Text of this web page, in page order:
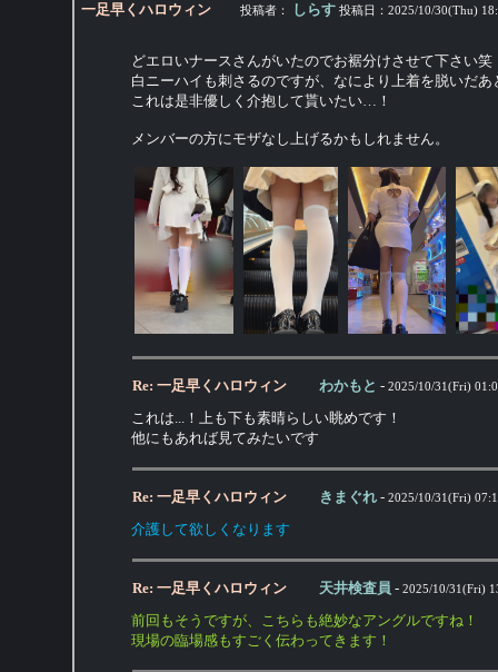
一足早くハロウィン 投稿者： しらす 投稿日： 2025/10/30(Thu)
どエロいナースさんがいたのでお裾分けさせて下さい笑
白ニーハイも刺さるのですが、なにより上着を脱いだ
これは是非優しく介抱して貰いたい…！
メンバーの方にモザなし上げるかもしれません。
Re: 一足早くハロウィン わかもと - 2025/10/31(Fri)
これは...！上も下も素晴らしい眺めです！
他にもあれば見てみたいです
Re: 一足早くハロウィン きまぐれ - 2025/10/31(Fri)
介護して欲しくなります
Re: 一足早くハロウィン 天井検査員 - 2025/10/31(Fri)
前回もそうですが、こちらも絶妙なアングルですね！
現場の臨場感もすごく伝わってきます！